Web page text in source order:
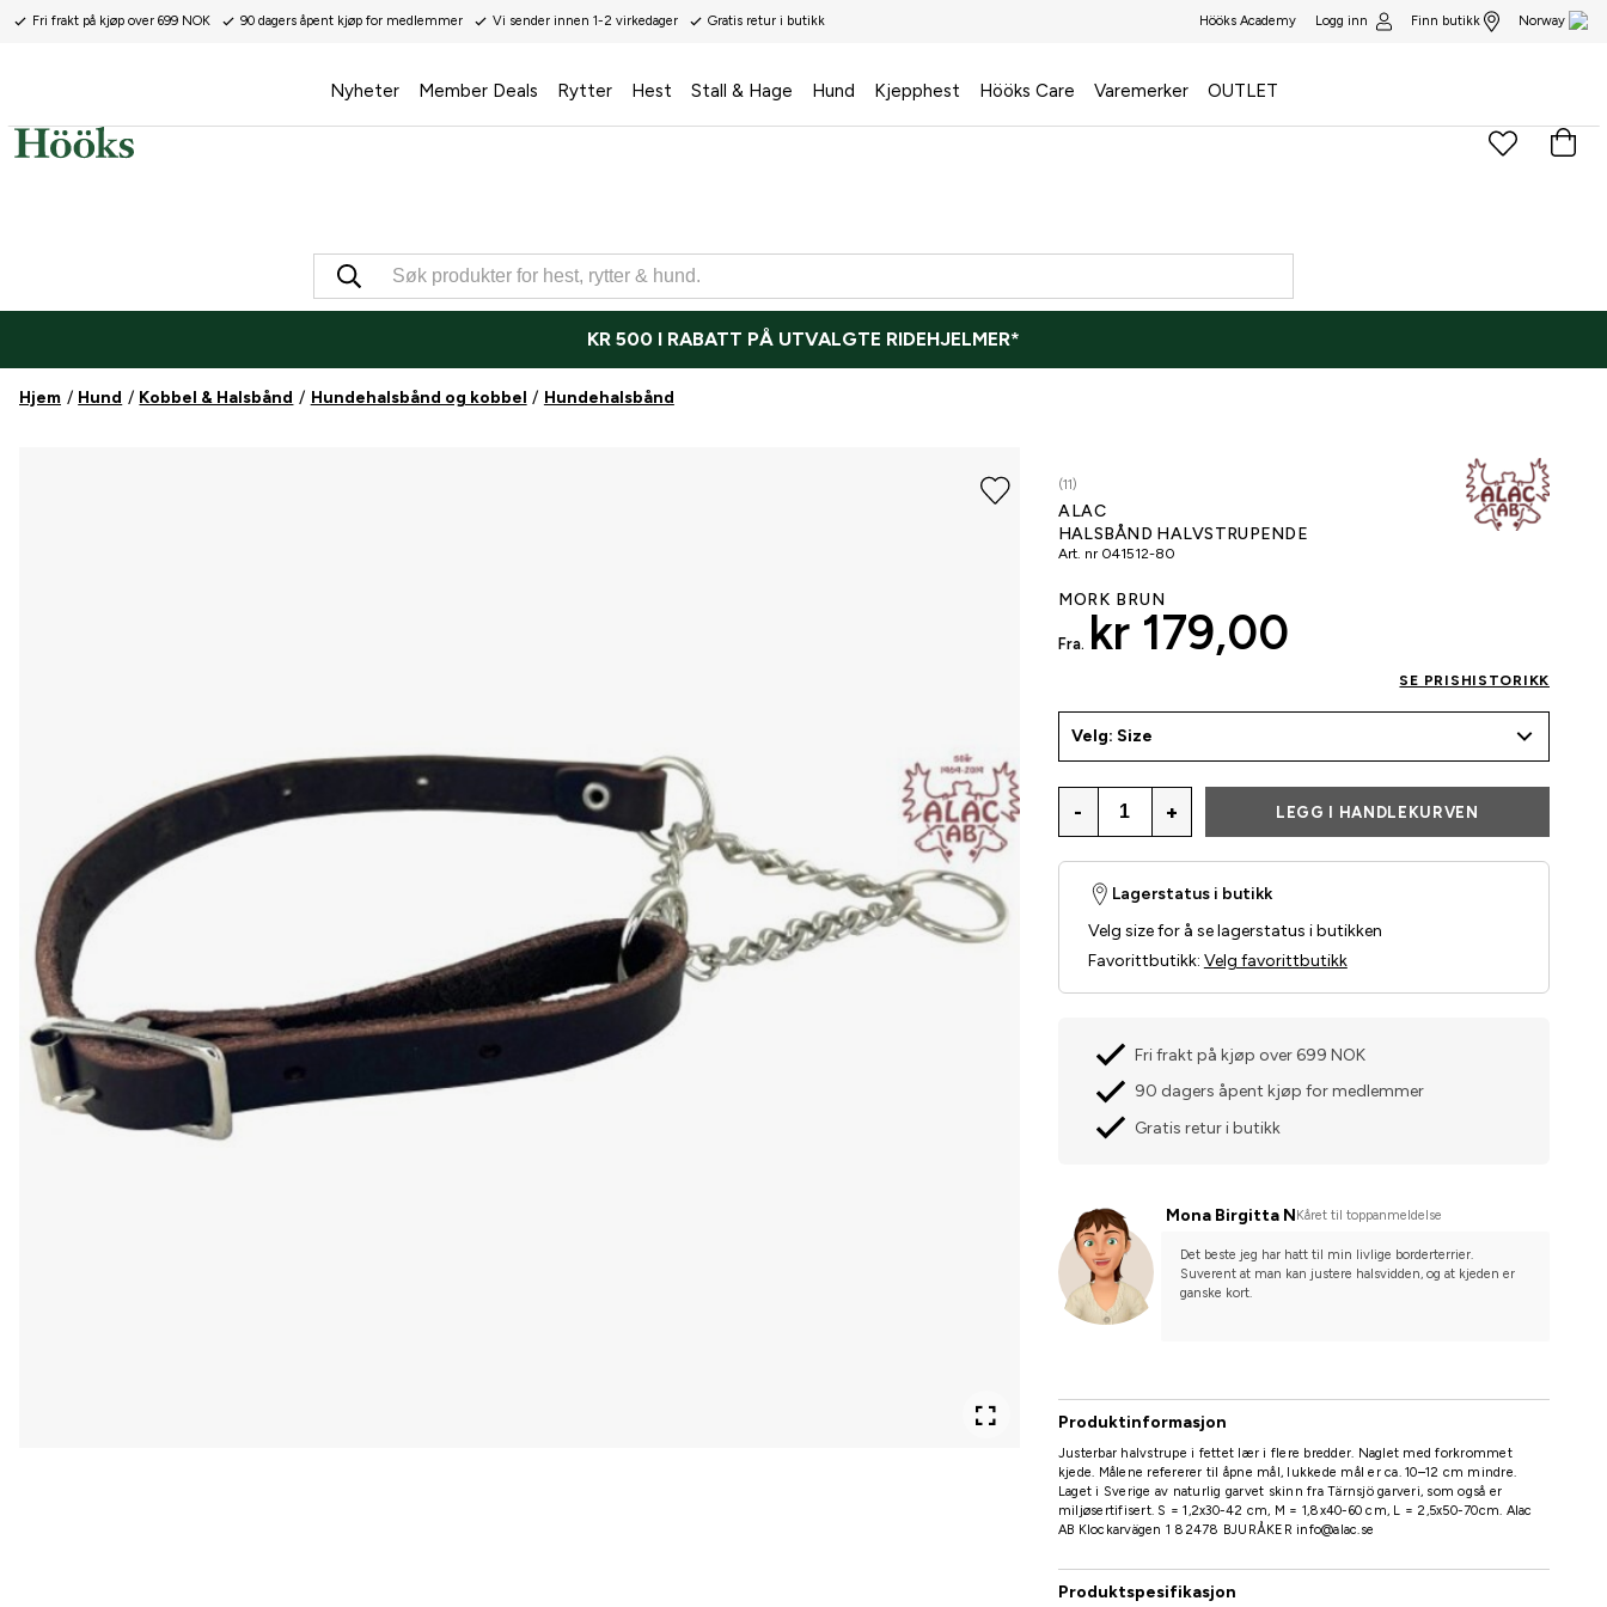
Fri frakt på kjøp over 699 NOK 90 dagers åpent kjøp for medlemmer Vi sender innen 1-2 virkedager Gratis retur i butikk Hööks Academy Logg inn Finn butikk Norway
Nyheter Member Deals Rytter Hest Stall & Hage Hund Kjepphest Hööks Care Varemerker OUTLET
KR 500 I RABATT PÅ UTVALGTE RIDEHJELMER*
Hjem Hund Kobbel & Halsbånd Hundehalsbånd og kobbel Hundehalsbånd
(11)
ALAC
HALSBÅND HALVSTRUPENDE
Art. nr 041512-80
MÖRK BRUN
Fra. kr 179,00
SE PRISHISTORIKK
Velg: Size
- + LEGG I HANDLEKURVEN
Lagerstatus i butikk
Velg size for å se lagerstatus i butikken
Favorittbutikk: Velg favorittbutikk
Fri frakt på kjøp over 699 NOK
90 dagers åpent kjøp for medlemmer
Gratis retur i butikk
Mona Birgitta NKåret til toppanmeldelse
Det beste jeg har hatt til min livlige borderterrier.
Suverent at man kan justere halsvidden, og at kjeden er
ganske kort.
Produktinformasjon
Justerbar halvstrupe i fettet lær i flere bredder. Naglet med forkrommet
kjede. Målene refererer til åpne mål, lukkede mål er ca. 10–12 cm mindre.
Laget i Sverige av naturlig garvet skinn fra Tärnsjö garveri, som også er
miljøsertifisert. S = 1,2x30-42 cm, M = 1,8x40-60 cm, L = 2,5x50-70cm. Alac
AB Klockarvägen 1 82478 BJURÅKER info@alac.se
Produktspesifikasjon